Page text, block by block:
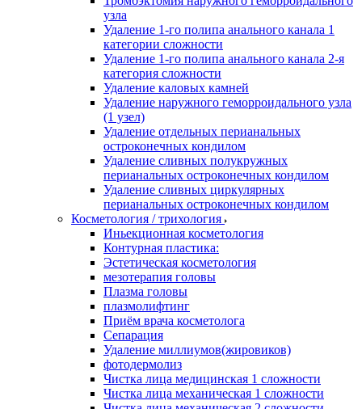
узла
Удаление 1-го полипа анального канала 1
категории сложности
Удаление 1-го полипа анального канала 2-я
категория сложности
Удаление каловых камней
Удаление наружного геморроидального узла
(1 узел)
Удаление отдельных перианальных
остроконечных кондилом
Удаление сливных полукружных
перианальных остроконечных кондилом
Удаление сливных циркулярных
перианальных остроконечных кондилом
Косметология / трихология
Иньекционная косметология
Контурная пластика:
Эстетическая косметология
мезотерапия головы
Плазма головы
плазмолифтинг
Приём врача косметолога
Сепарация
Удаление миллиумов(жировиков)
фотодермолиз
Чистка лица медицинская 1 сложности
Чистка лица механическая 1 сложности